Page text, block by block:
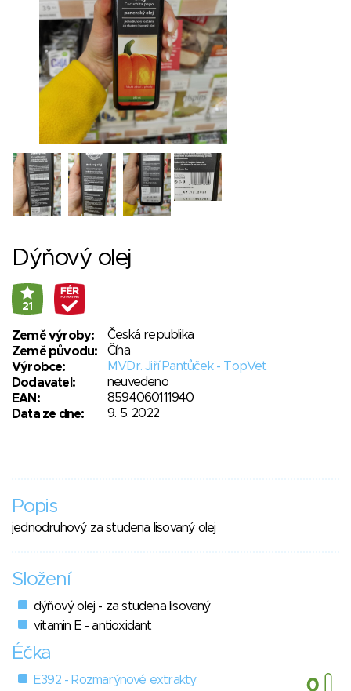
Dýňový olej
21
Země výroby:
Česká republika
Země původu:
Čína
Výrobce:
MVDr. Jiří Pantůček - TopVet
Dodavatel:
neuvedeno
EAN:
8594060111940
Data ze dne:
9. 5. 2022
Popis
jednodruhový za studena lisovaný olej
Složení
dýňový olej - za studena lisovaný
vitamin E - antioxidant
Éčka
E392 - Rozmarýnové extrakty